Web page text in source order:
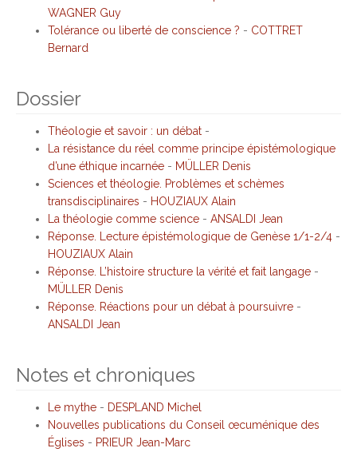
WAGNER Guy
Tolérance ou liberté de conscience ? - COTTRET
Bernard
Dossier
Théologie et savoir : un débat -
La résistance du réel comme principe épistémologique
d’une éthique incarnée - MÜLLER Denis
Sciences et théologie. Problèmes et schèmes
transdisciplinaires - HOUZIAUX Alain
La théologie comme science - ANSALDI Jean
Réponse. Lecture épistémologique de Genèse 1/1-2/4 -
HOUZIAUX Alain
Réponse. L’histoire structure la vérité et fait langage -
MÜLLER Denis
Réponse. Réactions pour un débat à poursuivre -
ANSALDI Jean
Notes et chroniques
Le mythe - DESPLAND Michel
Nouvelles publications du Conseil œcuménique des
Églises - PRIEUR Jean-Marc